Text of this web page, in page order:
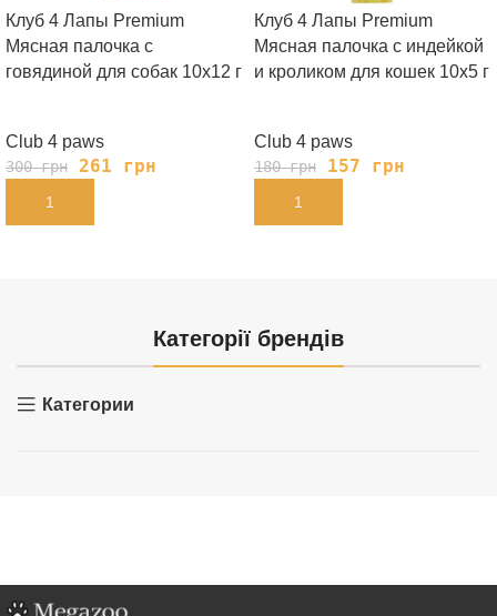
Клуб 4 Лапы Premium
Мясная палочка с
говядиной для собак 10х12 г
Club 4 paws
300грн 261 грн
В КОРЗИНУ
Клуб 4 Лапы Premium
Мясная палочка с индейкой
и кроликом для кошек 10х5 г
Club 4 paws
180грн 157 грн
В КОРЗИНУ
Категорії брендів
Категории